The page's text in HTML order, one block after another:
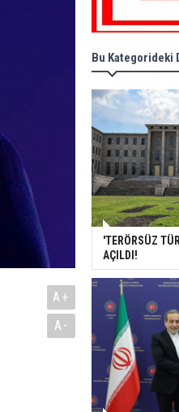
A+
A-
Bu Kategorideki
'TERÖRSÜZ
AÇILDI!